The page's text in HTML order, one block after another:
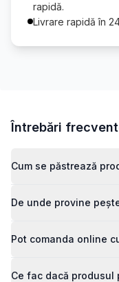
rapidă.
Livrare rapidă în
Întrebări
Cum se păstrează
De unde provine
Pot comanda online
Ce fac dacă